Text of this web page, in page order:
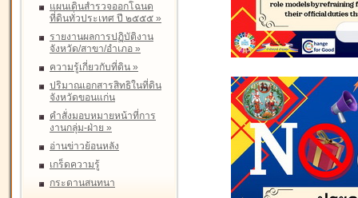
แผนเดินสำรวจออกโฉนด
ที่ดินทั่วประเทศ ปี ๒๕๕๕ »
รายงานผลการปฏิบัติงาน
จังหวัด/สาขา/อำเภอ »
ความรู้เกี่ยวกับที่ดิน »
ปริมาณเอกสารสิทธิในที่ดิน
จังหวัดขอนแก่น
คำสั่งมอบหมายหน้าที่การ
งานกลุ่ม-ฝ่าย »
อ่านข่าวย้อนหลัง
เกร็ดความรู้
กระดานสนทนา